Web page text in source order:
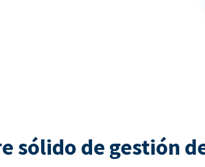
sólido de gestión